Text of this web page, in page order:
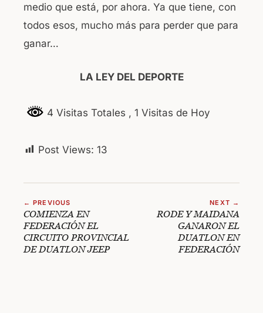
medio que está, por ahora. Ya que tiene, con
todos esos, mucho más para perder que para
ganar…
LA LEY DEL DEPORTE
4 Visitas Totales , 1 Visitas de Hoy
Post Views: 13
← PREVIOUS
COMIENZA EN
FEDERACIÓN EL
CIRCUITO PROVINCIAL
DE DUATLON JEEP
NEXT →
RODE Y MAIDANA
GANARON EL
DUATLON EN
FEDERACIÓN